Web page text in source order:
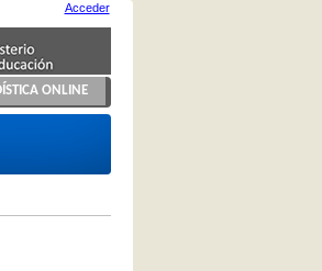
Acceder
ONLINE